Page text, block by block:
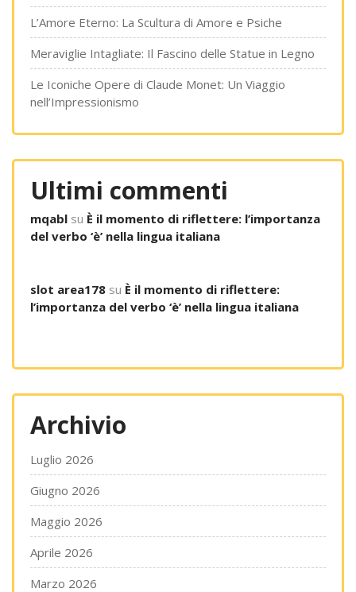
L’Amore Eterno: La Scultura di Amore e Psiche
Meraviglie Intagliate: Il Fascino delle Statue in Legno
Le Iconiche Opere di Claude Monet: Un Viaggio
nell’Impressionismo
Ultimi commenti
mqabl su È il momento di riflettere: l’importanza
del verbo ‘è’ nella lingua italiana
slot area178 su È il momento di riflettere:
l’importanza del verbo ‘è’ nella lingua italiana
Archivio
Luglio 2026
Giugno 2026
Maggio 2026
Aprile 2026
Marzo 2026